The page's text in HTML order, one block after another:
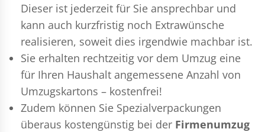
Dieser ist jederzeit für Sie ansprechbar und
kann auch kurzfristig noch Extrawünsche
realisieren, soweit dies irgendwie machbar ist.
Sie erhalten rechtzeitig vor dem Umzug eine
für Ihren Haushalt angemessene Anzahl von
Umzugskartons – kostenfrei!
Zudem können Sie Spezialverpackungen
überaus kostengünstig bei der Firmenumzug